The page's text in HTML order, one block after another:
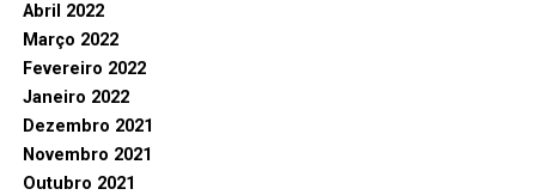
Abril 2022
Março 2022
Fevereiro 2022
Janeiro 2022
Dezembro 2021
Novembro 2021
Outubro 2021